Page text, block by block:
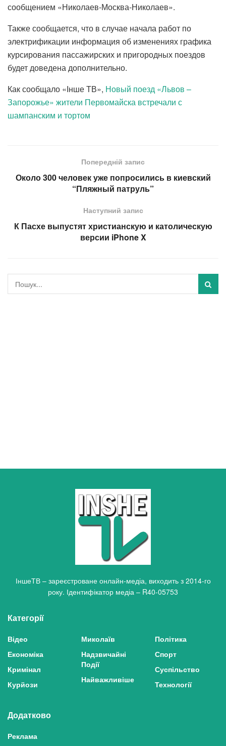
сообщением «Николаев-Москва-Николаев».
Также сообщается, что в случае начала работ по
электрификации информация об изменениях графика
курсирования пассажирских и пригородных поездов
будет доведена дополнительно.
Как сообщало «Інше ТВ», Новый поезд «Львов –
Запорожье» жители Первомайска встречали с
шампанским и тортом
Попередній запис
Около 300 человек уже попросились в киевский
“Пляжный патруль”
Наступний запис
К Пасхе выпустят христианскую и католическую
версии iPhone X
ІншеТВ – зареєстроване онлайн-медіа, виходить з 2014-го
року. Ідентифікатор медіа – R40-05753
Категорії
Відео
Економіка
Кримінал
Курйози
Миколаїв
Надзвичайні
Події
Найважливіше
Політика
Спорт
Суспільство
Технології
Додатково
Реклама